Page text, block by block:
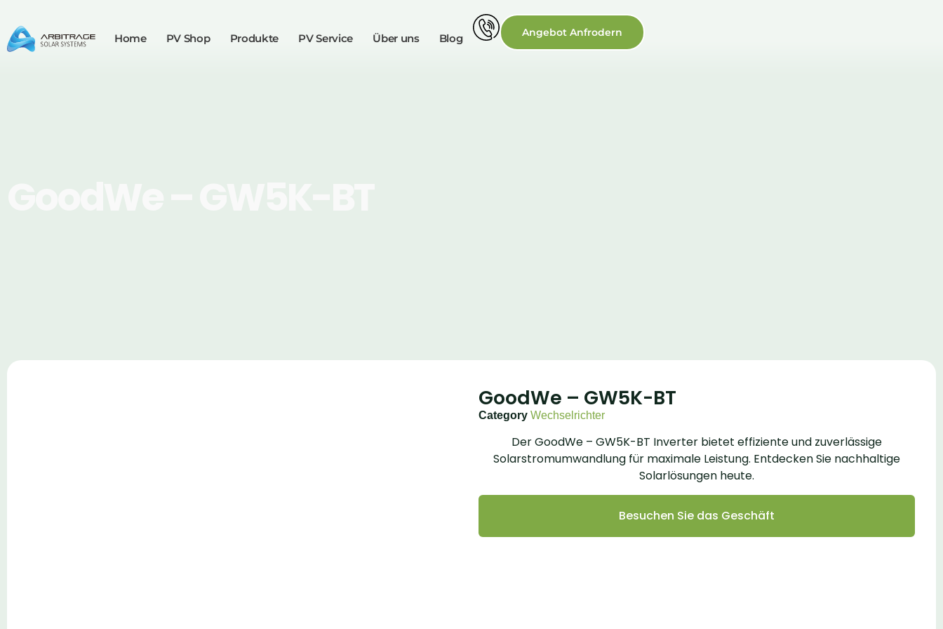
Home PV Shop Produkte PV Service Über uns Blog Angebot Anfrodern
GoodWe – GW5K-BT
Category Wechselrichter
Der GoodWe – GW5K-BT Inverter bietet effiziente und zuverlässige
Solarstromumwandlung für maximale Leistung. Entdecken Sie nachhaltige
Solarlösungen heute.
Besuchen Sie das Geschäft